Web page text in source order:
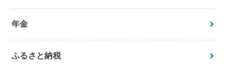
年金
ふるさと納税